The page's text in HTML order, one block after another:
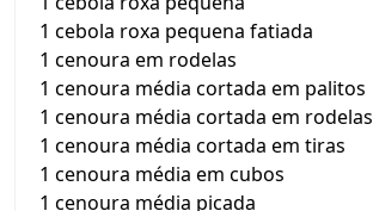
1 cebola roxa pequena fatiada
1 cenoura em rodelas
1 cenoura média cortada em palitos
1 cenoura média cortada em rodelas
1 cenoura média cortada em tiras
1 cenoura média em cubos
1 cenoura média picada